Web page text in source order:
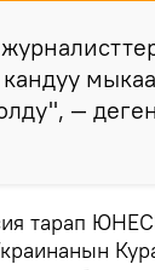
—
тарап